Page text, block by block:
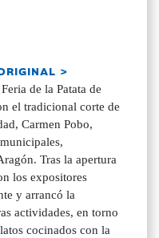
>
de la Patata de
el tradicional corte de
Carmen Pobo,
Tras la apertura
los expositores
y arrancó la
actividades, en torno
cocinados con la